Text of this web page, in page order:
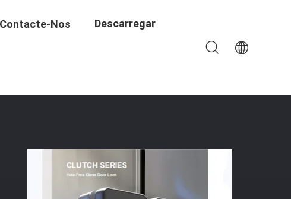
Contacte-Nos Descarregar